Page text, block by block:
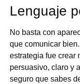
Lenguaje
No basta con
que comunicar
estrategia fue crear
persuasivo, claro y
seguro que sabes